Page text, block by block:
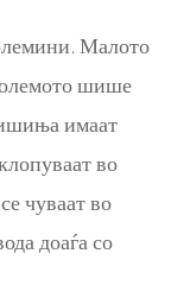
Малото
шише
имаат
во
чуваат во
доаѓа со